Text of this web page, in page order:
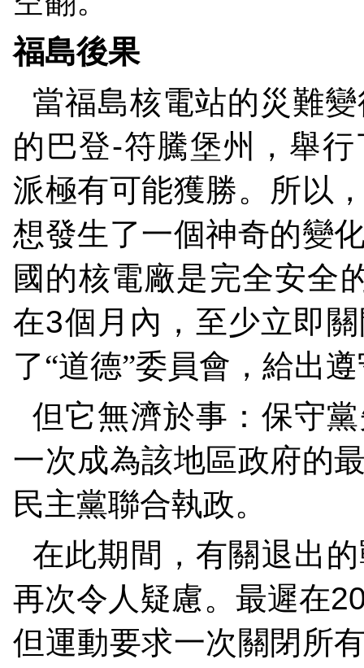
福島後果
當福島核電站的災難
的巴登-符騰堡州，舉
派極有可能獲勝。所以
想發生了一個神奇的變
國的核電廠是完全安全
在3個月內，至少立即
了“道德”委員會，給出
但它無濟於事：保守
一次成為該地區政府的
民主黨聯合執政。
在此期間，有關退出
再次令人疑慮。最遲在
但運動要求一次關閉所